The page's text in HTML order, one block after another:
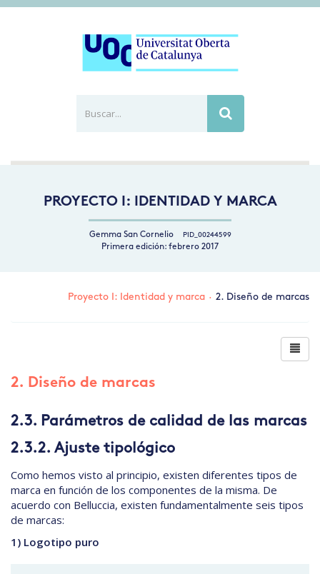
PROYECTO I: IDENTIDAD Y MARCA
Gemma San Cornelio PID_00244599
Primera edición: febrero 2017
Proyecto I: Identidad y marca · 2. Diseño de marcas
2. Diseño de marcas
2.3. Parámetros de calidad de las marcas
2.3.2. Ajuste tipológico
Como hemos visto al principio, existen diferentes tipos de
marca en función de los componentes de la misma. De
acuerdo con Belluccia, existen fundamentalmente seis tipos
de marcas:
1) Logotipo puro